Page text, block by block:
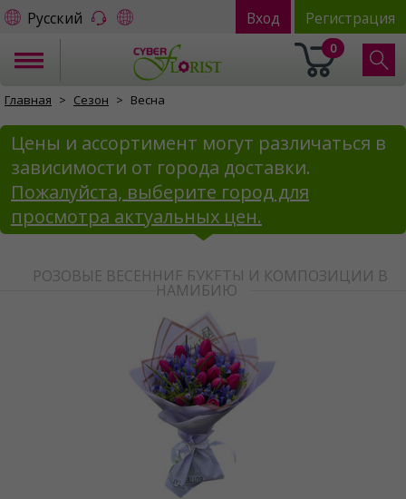
Русский Вход Регистрация
0
Главная Сезон Весна
Цены и ассортимент могут различаться в
зависимости от города доставки.
Пожалуйста, выберите город для
просмотра актуальных цен.
РОЗОВЫЕ ВЕСЕННИЕ БУКЕТЫ И КОМПОЗИЦИИ В
НАМИБИЮ